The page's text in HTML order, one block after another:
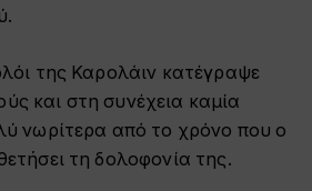
της Καρολάιν κατέγραψε
και στη συνέχεια καμία
νωρίτερα από το χρόνο που ο
τη δολοφονία της.